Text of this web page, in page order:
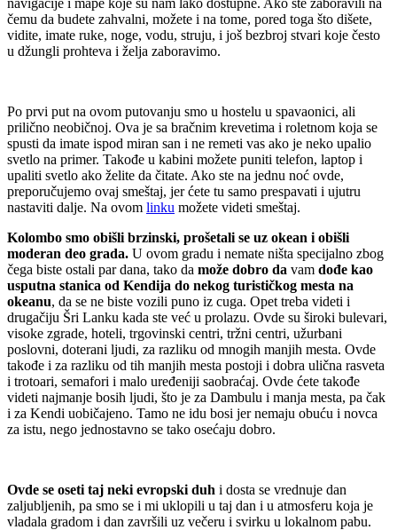
čemu da budete zahvalni, možete i na tome, pored toga što dišete,
vidite, imate ruke, noge, vodu, struju, i još bezbroj stvari koje često
u džungli prohteva i želja zaboravimo.
Po prvi put na ovom putovanju smo u hostelu u spavaonici, ali
prilično neobičnoj. Ova je sa bračnim krevetima i roletnom koja se
spusti da imate ispod miran san i ne remeti vas ako je neko upalio
svetlo na primer. Takođe u kabini možete puniti telefon, laptop i
upaliti svetlo ako želite da čitate. Ako ste na jednu noć ovde,
preporučujemo ovaj smeštaj, jer ćete tu samo prespavati i ujutru
nastaviti dalje. Na ovom linku možete videti smeštaj.
Kolombo smo obišli brzinski, prošetali se uz okean i obišli
moderan deo grada. U ovom gradu i nemate ništa specijalno zbog
čega biste ostali par dana, tako da može dobro da vam dođe kao
usputna stanica od Kendija do nekog turističkog mesta na
okeanu, da se ne biste vozili puno iz cuga. Opet treba videti i
drugačiju Šri Lanku kada ste već u prolazu. Ovde su široki bulevari,
visoke zgrade, hoteli, trgovinski centri, tržni centri, užurbani
poslovni, doterani ljudi, za razliku od mnogih manjih mesta. Ovde
takođe i za razliku od tih manjih mesta postoji i dobra ulična rasveta
i trotoari, semafori i malo uređeniji saobraćaj. Ovde ćete takođe
videti najmanje bosih ljudi, što je za Dambulu i manja mesta, pa čak
i za Kendi uobičajeno. Tamo ne idu bosi jer nemaju obuću i novca
za istu, nego jednostavno se tako osećaju dobro.
Ovde se oseti taj neki evropski duh i dosta se vrednuje dan
zaljubljenih, pa smo se i mi uklopili u taj dan i u atmosferu koja je
vladala gradom i dan završili uz večeru i svirku u lokalnom pabu.